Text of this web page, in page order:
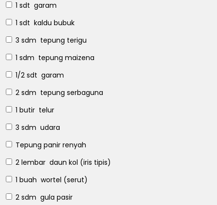
1 sdt garam
1 sdt kaldu bubuk
3 sdm tepung terigu
1 sdm tepung maizena
1/2 sdt garam
2 sdm tepung serbaguna
1 butir telur
3 sdm udara
Tepung panir renyah
2 lembar daun kol (iris tipis)
1 buah wortel (serut)
2 sdm gula pasir